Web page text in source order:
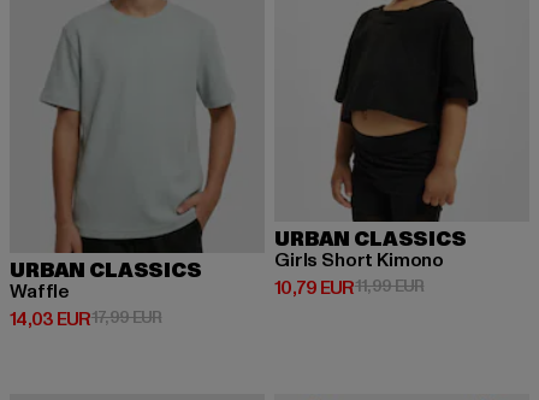
URBAN CLASSICS
Waffle
14,03 EUR
Derzeitiger Preis: 14,03 EUR
17,99 EURAktionspreis: 17,99 EUR
URBAN CLASSICS
Girls Short Kimono
10,79 EUR
Derzeitiger Preis: 10,79 EUR
11,99 EURAktionspreis: